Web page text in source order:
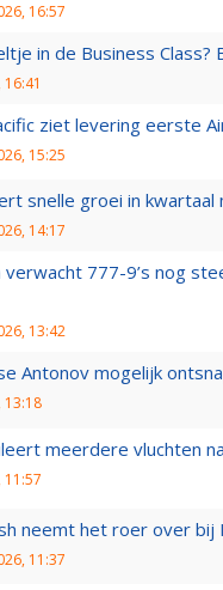
16:57
in de Business
ziet levering eerste
15:25
snelle groei in
14:17
verwacht 777-9’s nog
13:42
Antonov mogelijk
13:18
meerdere vluchten
11:57
neemt het roer over bij
11:37